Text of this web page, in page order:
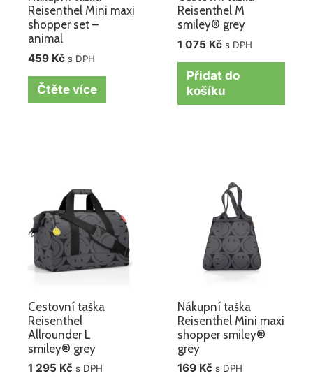
Reisenthel Mini maxi
shopper set –
animal
459 Kč s DPH
Čtěte více
Reisenthel M
smiley® grey
1 075 Kč s DPH
Přidat do
košíku
Cestovní taška
Reisenthel
Allrounder L
smiley® grey
1 295 Kč s DPH
Nákupní taška
Reisenthel Mini maxi
shopper smiley®
grey
169 Kč s DPH